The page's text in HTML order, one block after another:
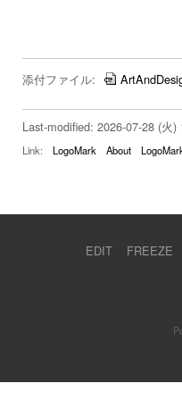
添付ファイル:
Last-modified: 2026-07-28 (火)
Link: LogoMark About
EDIT FREEZE